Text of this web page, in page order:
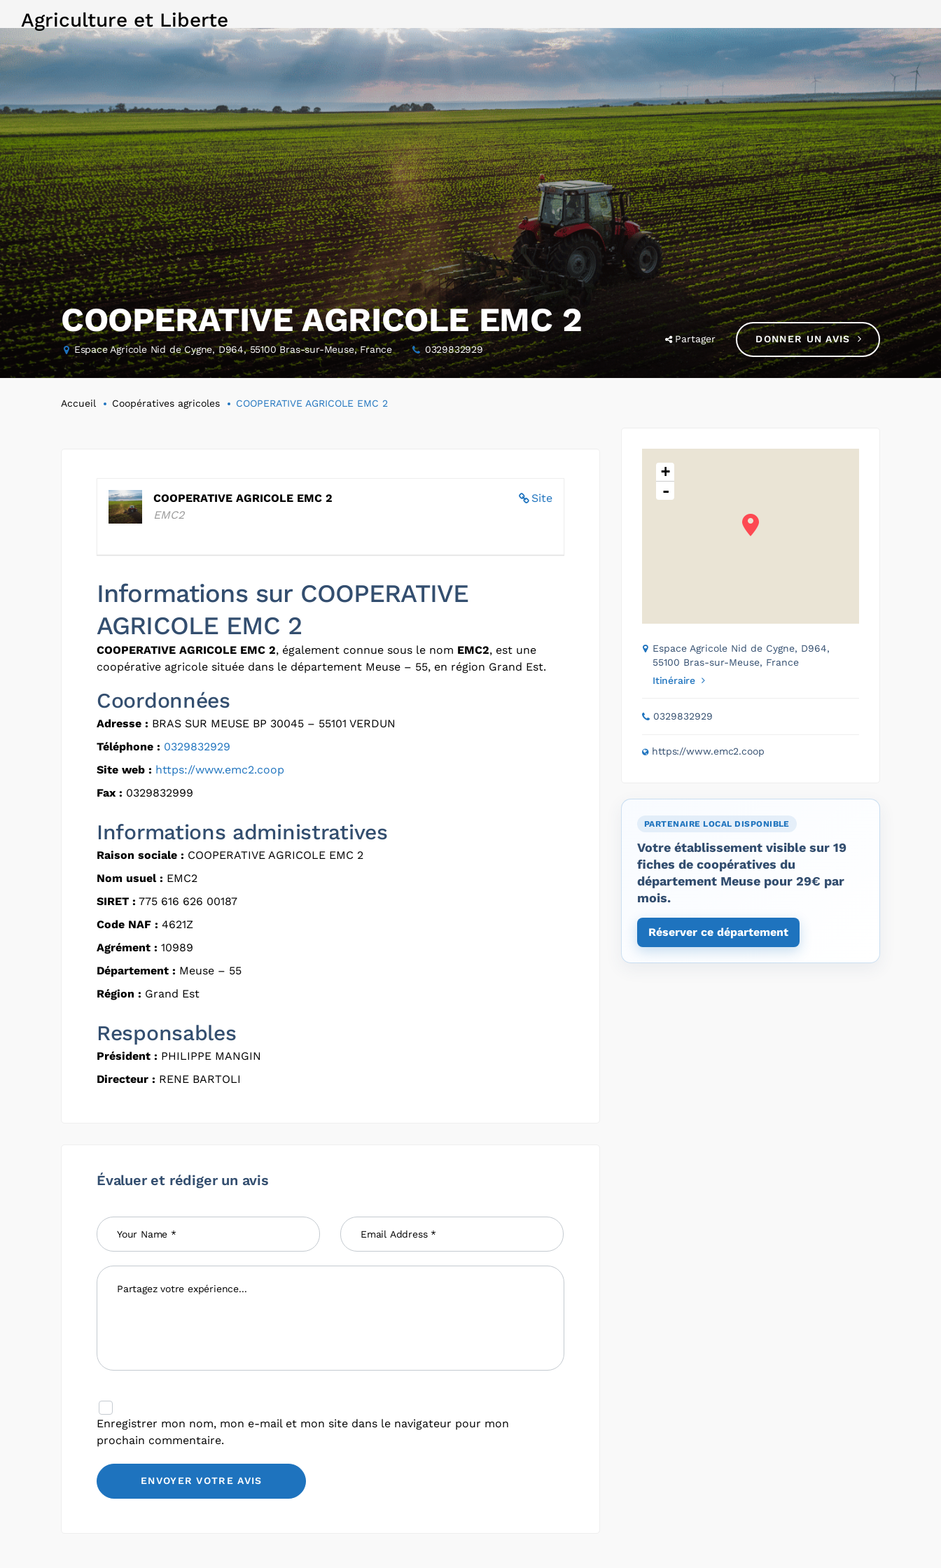
Agriculture et Liberte
COOPERATIVE AGRICOLE EMC 2
Espace Agricole Nid de Cygne, D964, 55100 Bras-sur-Meuse, France 0329832929
Partager DONNER UN AVIS
Accueil Coopératives agricoles COOPERATIVE AGRICOLE EMC 2
Site
COOPERATIVE AGRICOLE EMC 2
EMC2
Informations sur COOPERATIVE
AGRICOLE EMC 2
COOPERATIVE AGRICOLE EMC 2, également connue sous le nom EMC2, est une
coopérative agricole située dans le département Meuse – 55, en région Grand Est.
Coordonnées
Adresse : BRAS SUR MEUSE BP 30045 – 55101 VERDUN
Téléphone : 0329832929
Site web : https://www.emc2.coop
Fax : 0329832999
Informations administratives
Raison sociale : COOPERATIVE AGRICOLE EMC 2
Nom usuel : EMC2
SIRET : 775 616 626 00187
Code NAF : 4621Z
Agrément : 10989
Département : Meuse – 55
Région : Grand Est
Responsables
Président : PHILIPPE MANGIN
Directeur : RENE BARTOLI
Évaluer et rédiger un avis
Enregistrer mon nom, mon e-mail et mon site dans le navigateur pour mon
prochain commentaire.
+
-
Espace Agricole Nid de Cygne, D964,
55100 Bras-sur-Meuse, France
Itinéraire
0329832929
https://www.emc2.coop
PARTENAIRE LOCAL DISPONIBLE
Votre établissement visible sur 19
fiches de coopératives du
département Meuse pour 29€ par
mois.
Réserver ce département